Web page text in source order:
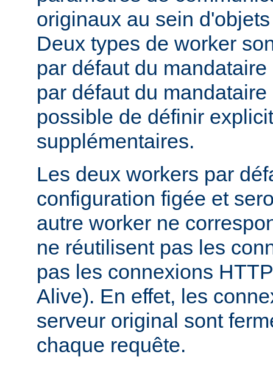
originaux au sein
Deux types de worker
par défaut du
par défaut du
possible de définir
supplémentaires.
Les deux workers par
configuration figée et
autre worker ne
ne réutilisent pas les
pas les connexions
Alive). En effet, les
serveur original sont
chaque requête.